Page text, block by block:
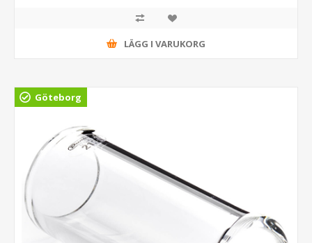
LÄGG I VARUKORG
Göteborg